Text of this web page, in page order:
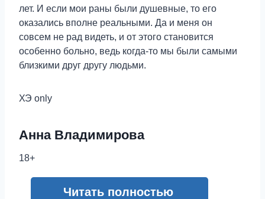
лет. И если мои раны были душевные, то его
оказались вполне реальными. Да и меня он
совсем не рад видеть, и от этого становится
особенно больно, ведь когда-то мы были самыми
близкими друг другу людьми.
ХЭ only
Анна Владимирова
18+
Читать полностью